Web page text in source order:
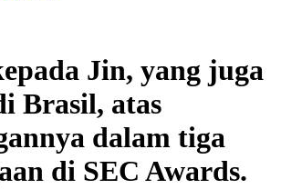
Jin, yang juga
Brasil, atas
dalam tiga
di SEC Awards.